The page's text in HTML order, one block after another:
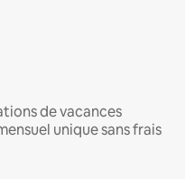
de vacances
unique sans frais